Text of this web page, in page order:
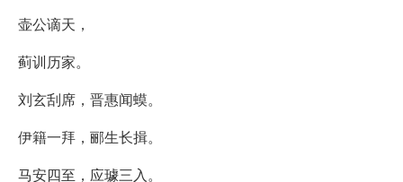
壶公谪天，
蓟训历家。
刘玄刮席，晋惠闻蟆。
伊籍一拜，郦生长揖。
马安四至，应璩三入。